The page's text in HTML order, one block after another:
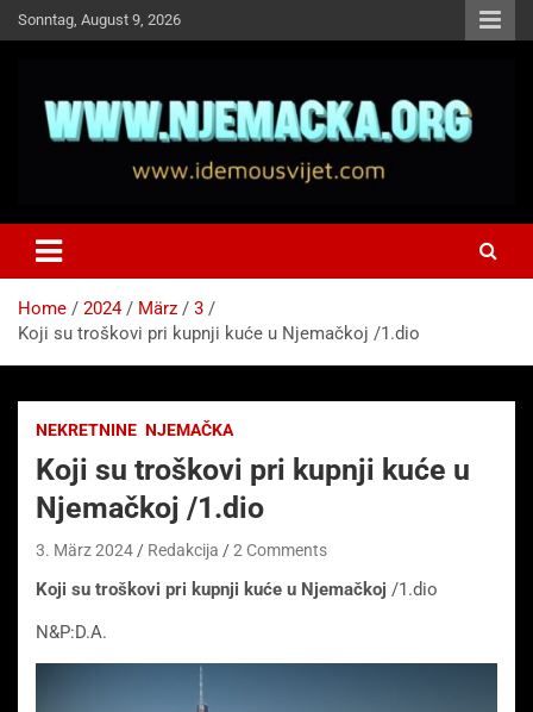
Skip
to
Sonntag, August 9, 2026
Idemo u Svijet-Njemacka!
Home 2024 März
3
Koji su troškovi pri kupnji kuće u Njemačkoj /1.dio
NEKRETNINE NJEMAČKA
Koji su troškovi pri kupnji kuće u
Njemačkoj /1.dio
3. März 2024 Redakcija 2 Comments
Koji su troškovi pri kupnji kuće u Njemačkoj /1.dio
N&P:D.A.